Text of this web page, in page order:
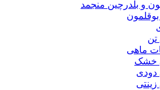
و بلدرچین منجمد
تن
ماهی
خشک
دودی